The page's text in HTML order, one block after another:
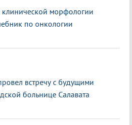
морфологии
по онкологии
встречу с будущими
больнице Салавата